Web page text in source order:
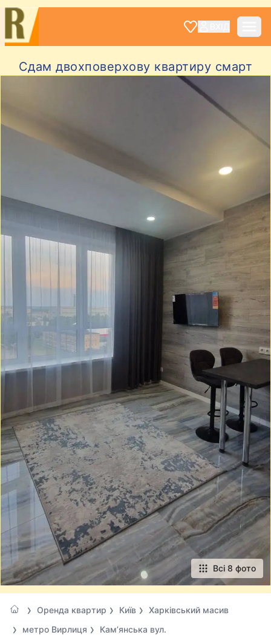
Сдам двохповерхову квартиру смарт
Всі 8 фото
Оренда квартир Київ
Харківський масив
метро Вирлиця
Кам’янська вул.